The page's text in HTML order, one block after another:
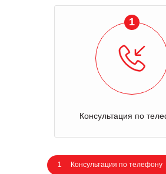
1
Консультация по
1 Консультация по телефону